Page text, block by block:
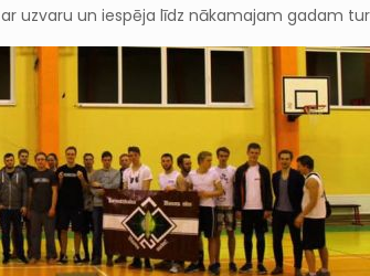
ar uzvaru un iespēja līdz nākamajam gadam